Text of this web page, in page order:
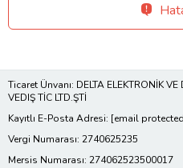
Ticaret Ünvanı: DELTA ELEKTRONİK VE
VEDIŞ TİC LTD.ŞTİ
Kayıtlı E-Posta Adresi: [email
Vergi Numarası: 2740625235
Mersis Numarası: 274062523500017